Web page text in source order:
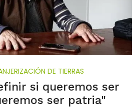
DE TIERRAS
si queremos ser
ser patria"